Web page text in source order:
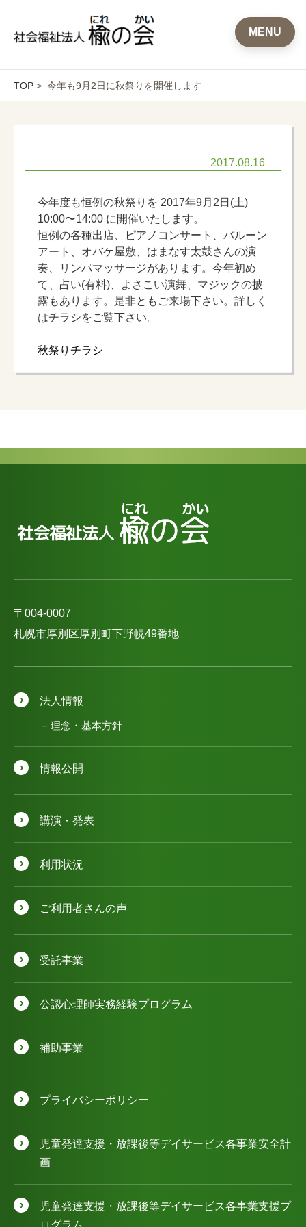
MENU
TOP > 今年も9月2日に秋祭りを開催します
2017.08.16
今年度も恒例の秋祭りを 2017年9月2日(土)
10:00〜14:00 に開催いたします。
恒例の各種出店、ピアノコンサート、バルーン
アート、オバケ屋敷、はまなす太鼓さんの演
奏、リンパマッサージがあります。今年初め
て、占い(有料)、よさこい演舞、マジックの披
露もあります。是非ともご来場下さい。詳しく
はチラシをご覧下さい。
秋祭りチラシ
〒004-0007
札幌市厚別区厚別町下野幌49番地
法人情報
理念・基本方針
情報公開
講演・発表
利用状況
ご利用者さんの声
受託事業
公認⼼理師実務経験プログラム
補助事業
プライバシーポリシー
児童発達⽀援・放課後等デイサービス各事業安全計
画
児童発達⽀援・放課後等デイサービス各事業⽀援プ
ログラム